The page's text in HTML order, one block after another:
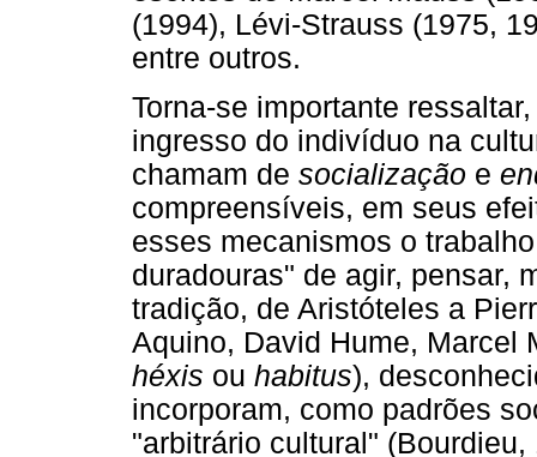
(1994), Lévi-Strauss (1975,
entre outros.
Torna-se importante
ingresso do indivíduo na
chamam de socialização e
compreensíveis, em seus
esses mecanismos o
duradouras" de agir, pensar,
tradição, de Aristóteles a
Aquino, David Hume, Marcel
héxis ou habitus),
incorporam, como padrões
"arbitrário cultural"